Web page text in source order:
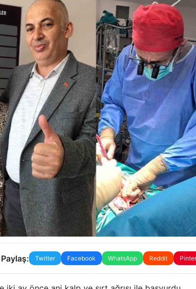
Paylaş: Twitter Facebook WhatsApp Reddit